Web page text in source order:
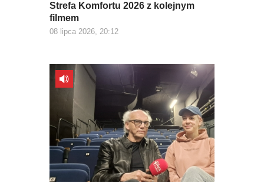
Strefa Komfortu 2026 z kolejnym
filmem
08 lipca 2026, 20:12